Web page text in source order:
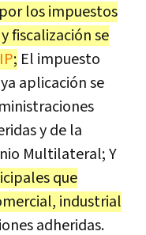
los impuestos
fiscalización se
; El impuesto
aplicación se
y de la
Multilateral; Y
que
industrial
adheridas.